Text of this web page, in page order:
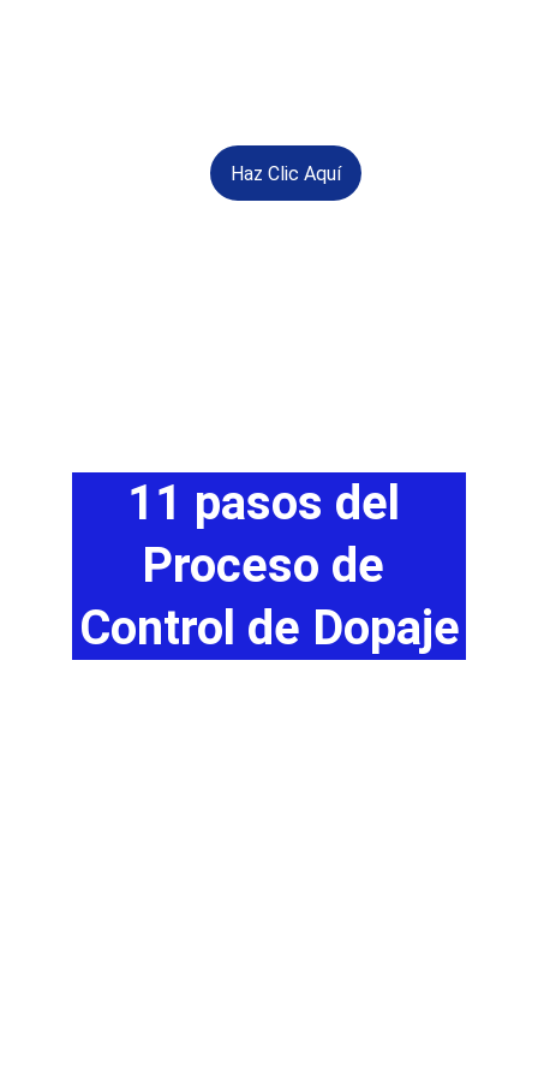
Haz Clic Aquí
11 pasos del
Proceso de
Control de Dopaje